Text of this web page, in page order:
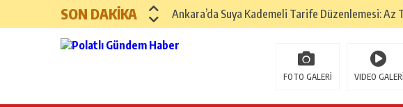
SON DAKİKA
Ankara’da Suya Kademeli Tarife Düzenlemesi: Az
Yılın Gastronomi İlçesi Haymana
Polatlı Sakarya Köyü’nde Kırım Tatarlarının Tepreş
FOTO GALERİ VIDEO GALERİ